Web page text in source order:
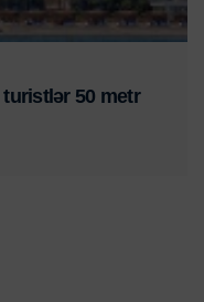
50 metr